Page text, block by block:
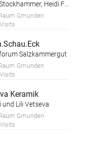
Gmunden
Salzkammergut
Gmunden
Keramik
und Lili Vetseva
Gmunden